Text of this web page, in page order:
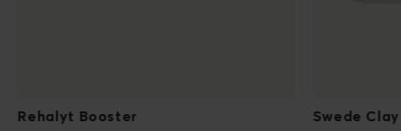
Rehalyt Booster Swede Clay